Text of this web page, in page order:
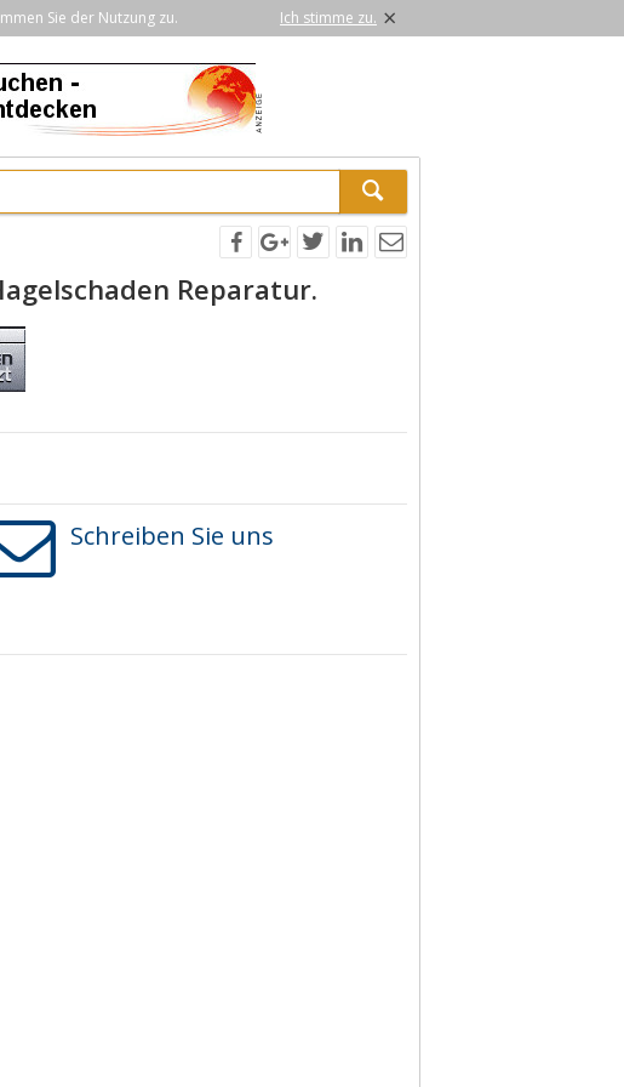
Sie der Nutzung zu. Ich stimme zu. ×
Reparatur.
Schreiben Sie uns